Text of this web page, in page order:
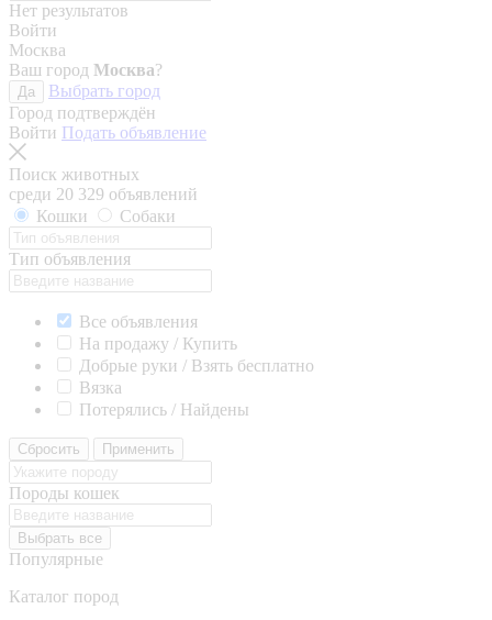
Нет результатов
Войти
Москва
Ваш город Москва?
Да
Выбрать город
Город подтверждён
Войти Подать объявление
Поиск животных
среди 20 329 объявлений
Кошки
Собаки
Тип объявления
Все объявления
На продажу / Купить
Добрые руки / Взять бесплатно
Вязка
Потерялись / Найдены
Сбросить Применить
Породы кошек
Выбрать все
Популярные
Каталог пород